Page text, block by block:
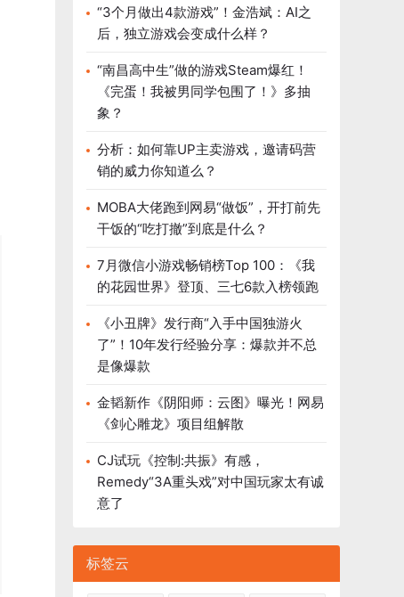
“3个月做出4款游戏”！金浩斌：AI之
后，独立游戏会变成什么样？
“南昌高中生”做的游戏Steam爆红！
《完蛋！我被男同学包围了！》多抽
象？
分析：如何靠UP主卖游戏，邀请码营
销的威力你知道么？
MOBA大佬跑到网易“做饭”，开打前先
干饭的“吃打撤”到底是什么？
7月微信小游戏畅销榜Top 100：《我
的花园世界》登顶、三七6款入榜领跑
《小丑牌》发行商“入手中国独游火
了”！10年发行经验分享：爆款并不总
是像爆款
金韬新作《阴阳师：云图》曝光！网易
《剑心雕龙》项目组解散
CJ试玩《控制:共振》有感，
Remedy“3A重头戏”对中国玩家太有诚
意了
标签云